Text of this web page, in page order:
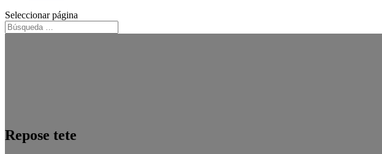
Seleccionar página
Repose tete